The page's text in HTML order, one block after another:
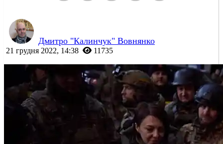
Дмитро "Калинчук" Вовнянко
21 грудня 2022, 14:38 11735